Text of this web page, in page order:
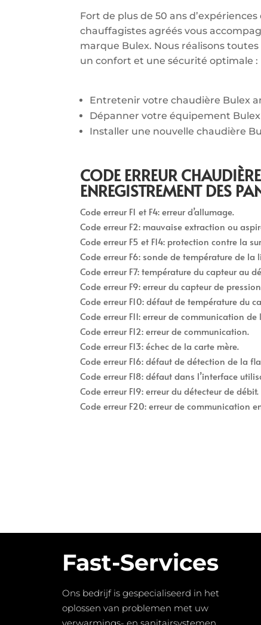
Fort de plus de 50 ans
chauffagistes agréés vous
marque Bulex. Nous réalisons
un confort et une sécurité optimale :
Entretenir votre chaudière Bulex
Dépanner votre équipement
Installer une nouvelle chaudière
CODE ERREUR
ENREGISTREMENT DES
Code erreur F1 et F4: erreur d’allumage.
Code erreur F2: mauvaise extraction ou
Code erreur F5 et F14: protection contre la
Code erreur F6: sonde de température de
Code erreur F7: température du capteur au
Code erreur F9: erreur du capteur de
Code erreur F10: défaut de température du
Code erreur F11: erreur de communication de
Code erreur F12: erreur de communication.
Code erreur F13: échec de la carte mère.
Code erreur F16: défaut de détection de la
Code erreur F18: défaut dans l’interface
Code erreur F19: erreur du détecteur de débit.
Code erreur F20: erreur de communication
Fast-Services
Ons bedrijf is gespecialiseerd in het
oplossen van problemen met uw